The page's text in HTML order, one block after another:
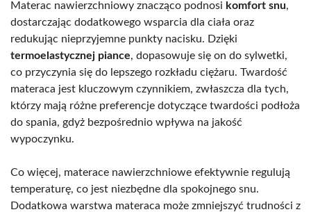
Materac nawierzchniowy znacząco podnosi komfort snu,
dostarczając dodatkowego wsparcia dla ciała oraz
redukując nieprzyjemne punkty nacisku. Dzięki
termoelastycznej piance, dopasowuje się on do sylwetki,
co przyczynia się do lepszego rozkładu ciężaru. Twardość
materaca jest kluczowym czynnikiem, zwłaszcza dla tych,
którzy mają różne preferencje dotyczące twardości podłoża
do spania, gdyż bezpośrednio wpływa na jakość
wypoczynku.
Co więcej, materace nawierzchniowe efektywnie regulują
temperaturę, co jest niezbędne dla spokojnego snu.
Dodatkowa warstwa materaca może zmniejszyć trudności z